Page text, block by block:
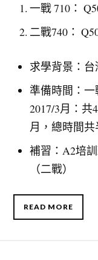
一戰 710：
二戰740：
求學背景：
準備時間：一
2017/3月：共
月，總時間共
補習：A2培
（二戰）
READ MORE